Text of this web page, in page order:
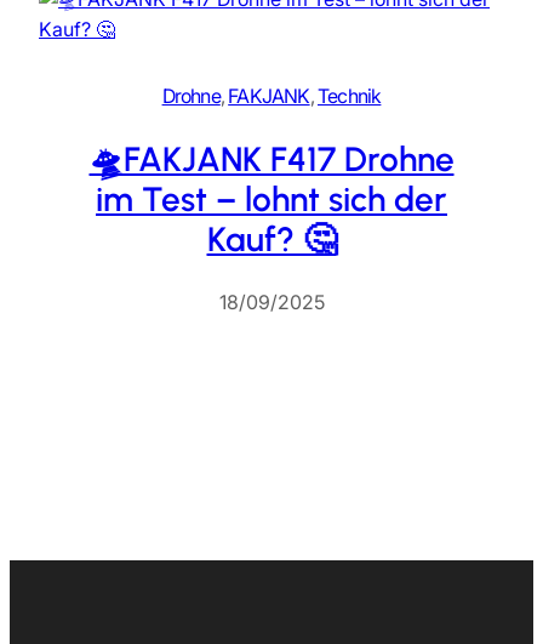
Drohne, FAKJANK, Technik
🛸FAKJANK F417 Drohne
im Test – lohnt sich der
Kauf? 🤔
18/09/2025